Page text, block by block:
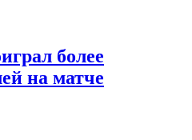
более
на матче